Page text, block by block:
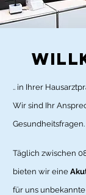
.. in Ihrer
Wir sind Ihr
Gesundheitsfragen.
Täglich zwischen
bieten wir eine
für uns